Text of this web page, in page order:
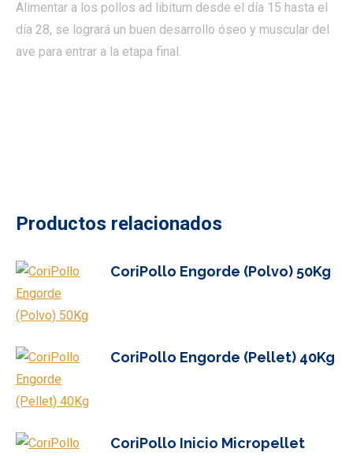
Alimentar a los pollos ad libitum desde el día 15 hasta el
día 28, se logrará un buen desarrollo óseo y muscular del
ave para entrar a la etapa final.
Productos relacionados
CoriPollo Engorde (Polvo) 50Kg
CoriPollo Engorde (Pellet) 40Kg
CoriPollo Inicio Micropellet